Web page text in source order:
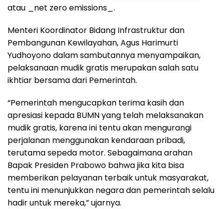
atau _net zero emissions_.
Menteri Koordinator Bidang Infrastruktur dan
Pembangunan Kewilayahan, Agus Harimurti
Yudhoyono dalam sambutannya menyampaikan,
pelaksanaan mudik gratis merupakan salah satu
ikhtiar bersama dari Pemerintah.
“Pemerintah mengucapkan terima kasih dan
apresiasi kepada BUMN yang telah melaksanakan
mudik gratis, karena ini tentu akan mengurangi
perjalanan menggunakan kendaraan pribadi,
terutama sepeda motor. Sebagaimana arahan
Bapak Presiden Prabowo bahwa jika kita bisa
memberikan pelayanan terbaik untuk masyarakat,
tentu ini menunjukkan negara dan pemerintah selalu
hadir untuk mereka,” ujarnya.